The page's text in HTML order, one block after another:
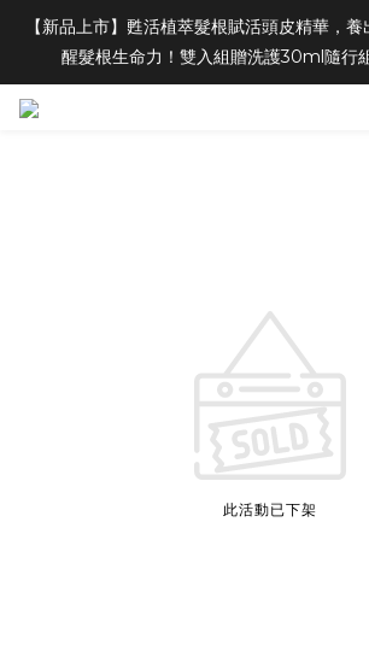
【新品上市】甦活植萃髮根賦活頭皮精華，
醒髮根生命力！雙入組贈洗護30ml隨行
此活動已下架